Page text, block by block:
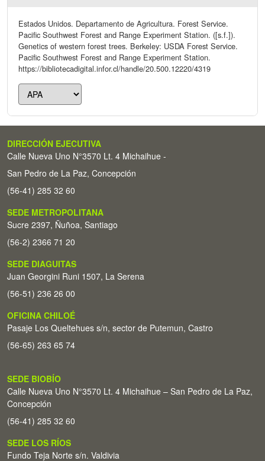
Estados Unidos. Departamento de Agricultura. Forest Service.
Pacific Southwest Forest and Range Experiment Station. ([s.f.]).
Genetics of western forest trees. Berkeley: USDA Forest Service.
Pacific Southwest Forest and Range Experiment Station.
https://bibliotecadigital.infor.cl/handle/20.500.12220/4319
DIRECCIÓN EJECUTIVA
Calle Nueva Uno N°3570 Lt. 4 Michaihue -
San Pedro de La Paz, Concepción
(56-41) 285 32 60
SEDE METROPOLITANA
Sucre 2397, Ñuñoa, Santiago
(56-2) 2366 71 20
SEDE DIAGUITAS
Juan Georgini Runi 1507, La Serena
(56-51) 236 26 00
OFICINA CHILOÉ
Pasaje Los Queltehues s/n, sector de Putemun, Castro
(56-65) 263 65 74
SEDE BIOBÍO
Calle Nueva Uno N°3570 Lt. 4 Michaihue – San Pedro de La Paz,
Concepción
(56-41) 285 32 60
SEDE LOS RÍOS
Fundo Teja Norte s/n. Valdivia